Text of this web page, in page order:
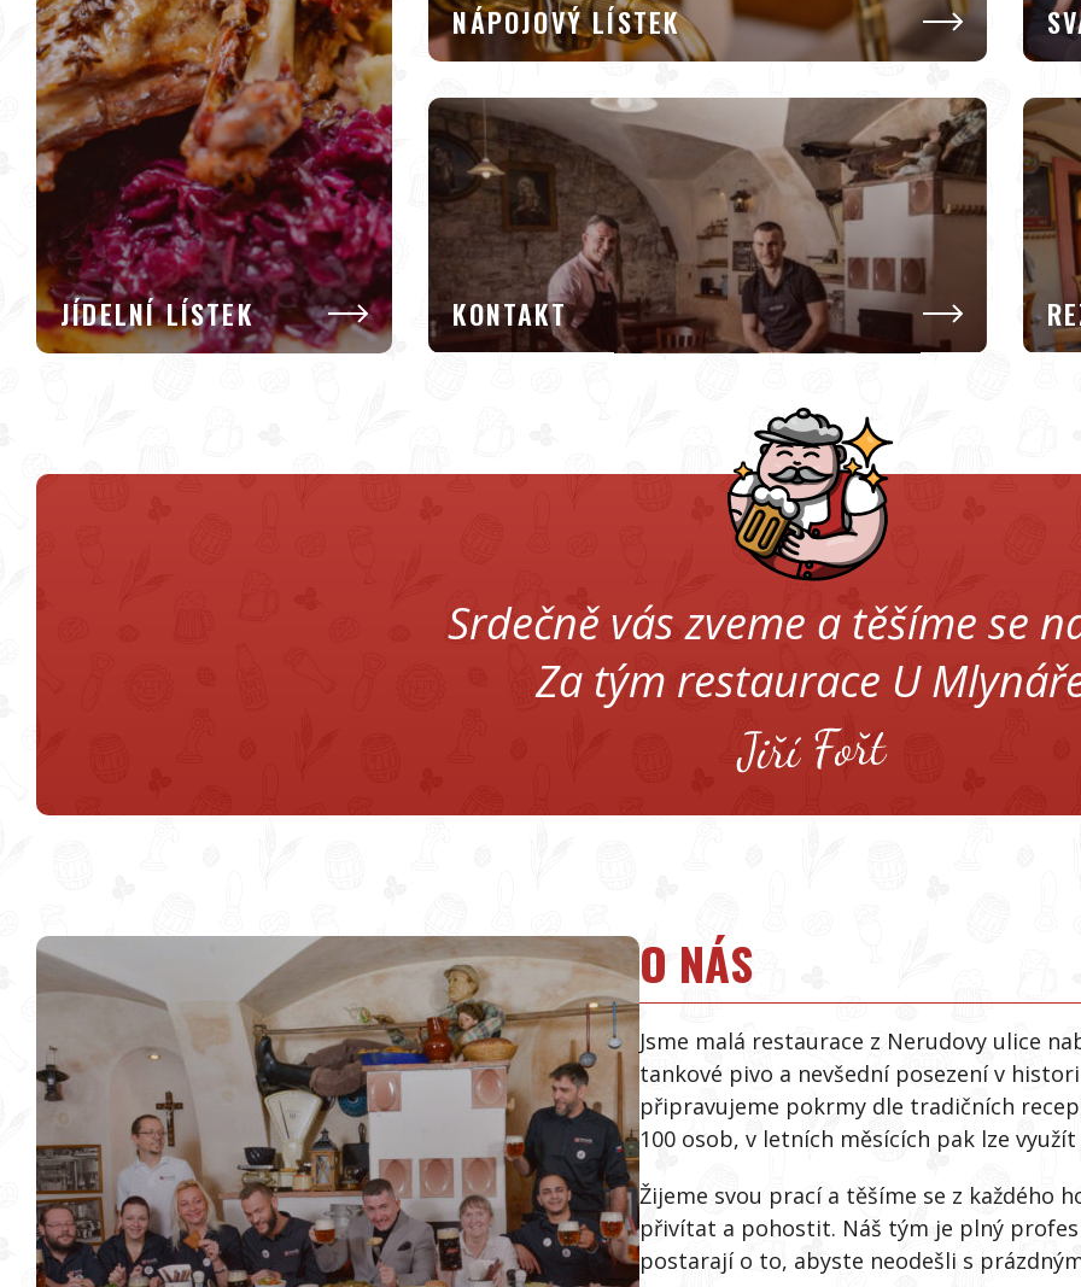
JÍDELNÍ LÍSTEK
NÁPOJOVÝ LÍSTEK
KONTAKT
Srdečně vás zveme a těšíme se
Za tým restaurace U
O NÁS
Jsme malá restaurace z Nerudovy ulice
tankové pivo a nevšední posezení v
připravujeme pokrmy dle tradičních
100 osob, v letních měsících pak lze
Žijeme svou prací a těšíme se z každého
přivítat a pohostit. Náš tým je plný
postarají o to, abyste neodešli s